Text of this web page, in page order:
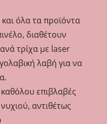
όλα τα προϊόντα
διαθέτουν
τρίχα με laser
λαβή για να
επιβλαβές
αντιθέτως